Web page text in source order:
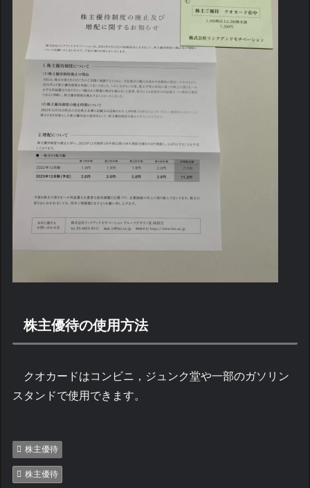
株主優待の使用方法
クオカードはコンビニ，ジュンク堂や一部のガソリン
スタンドで使用できます。
株主優待
株主優待